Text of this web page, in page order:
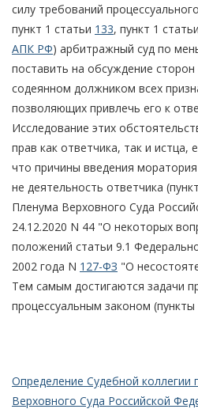
силу требований
пункт 1 статьи 133, пункт 1 статьи
АПК РФ) арбитражный суд по
поставить на обсуждение
содеянном должником всех
позволяющих привлечь его к
Исследование этих
прав как ответчика, так и истца,
что причины введения
не деятельность ответчика
Пленума Верховного Суда
24.12.2020 N 44 "О некоторых
положений статьи 9.1
2002 года N 127-ФЗ "О
Тем самым достигаются задачи
процессуальным законом (пункты
Определение Судебной коллегии
Верховного Суда Российской